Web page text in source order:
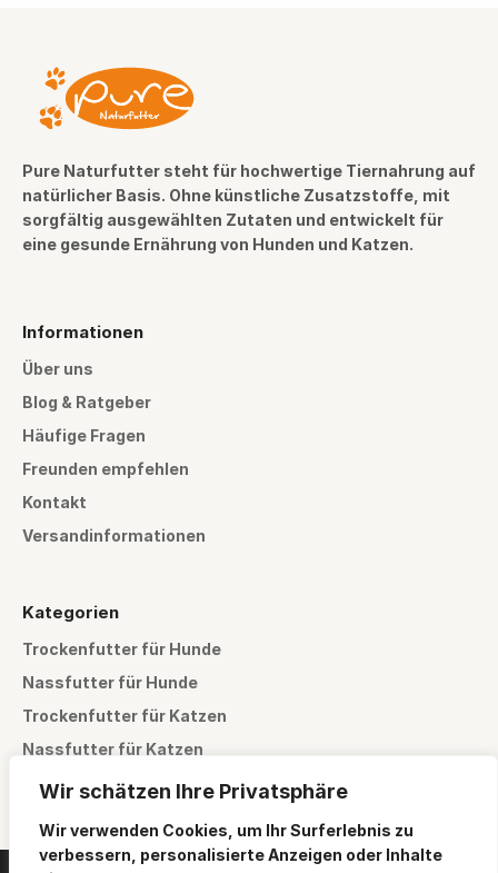
Wir schätzen Ihre Privatsphäre
Wir verwenden Cookies, um Ihr Surferlebnis zu
verbessern, personalisierte Anzeigen oder Inhalte
Pure Naturfutter steht für hochwertige Tiernahrung auf
natürlicher Basis. Ohne künstliche Zusatzstoffe, mit
sorgfältig ausgewählten Zutaten und entwickelt für
eine gesunde Ernährung von Hunden und Katzen.
Informationen
Über uns
Blog & Ratgeber
Häufige Fragen
Freunden empfehlen
Kontakt
Versandinformationen
Kategorien
Trockenfutter für Hunde
Nassfutter für Hunde
Trockenfutter für Katzen
Nassfutter für Katzen
Pflegeprodukte